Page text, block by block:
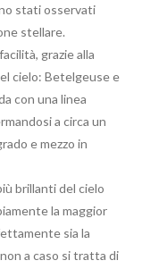
stati osservati
stellare.
grazie alla
cielo: Betelgeuse e
con una linea
a circa un
e mezzo in
brillanti del cielo
la maggior
sia la
a caso si tratta di